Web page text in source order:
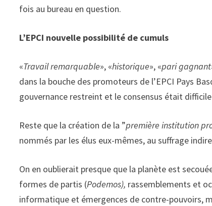
fois au bureau en question.
L’EPCI nouvelle possibilité de cumuls
«Travail remarquable», «historique», «pari
dans la bouche des promoteurs de l’EPCI Pays
gouvernance restreint et le consensus était
Reste que la création de la ”première institution
nommés par les élus eux-mêmes, au suffrage
On en oublierait presque que la planète est
formes de partis (Podemos), rassemblements et
informatique et émergences de contre-pouvoirs,